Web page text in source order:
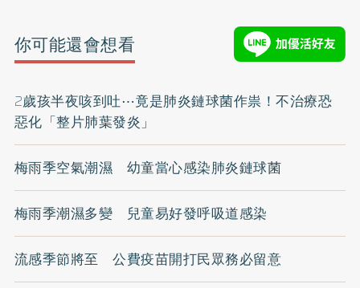
你可能還會想看
2歲孩半夜咳到吐⋯竟是肺炎鏈球菌作祟！不治療恐
惡化「整片肺葉發炎」
梅雨季空氣潮濕 幼童當心感染肺炎鏈球菌
梅雨季潮濕多變 兒童易好發呼吸道感染
流感季節將至 公費疫苗開打民眾務必留意